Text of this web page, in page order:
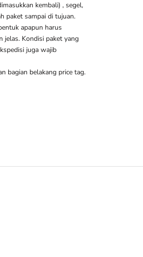
kembali) , segel,
paket sampai di tujuan.
apapun harus
jelas. Kondisi paket yang
juga wajib
bagian belakang price tag.